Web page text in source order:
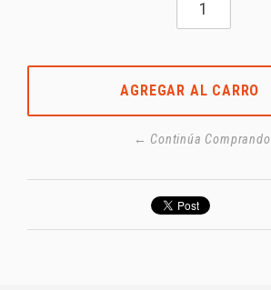
AGREGAR AL CARRO
← Continúa Comprando